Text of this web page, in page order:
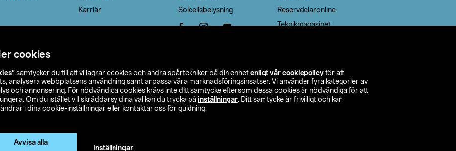
cookies
samtycker du till att vi lagrar cookies och andra spårtekniker på din enhet enligt vår cookiepolicy för att
analysera webbplatsens användning samt anpassa våra marknadsföringsinsatser. Vi använder fyra kategorier av
och annonsering. För nödvändiga cookies krävs inte ditt samtycke eftersom dessa cookies är nödvändiga för att
Om du istället vill skräddarsy dina val kan du trycka på inställningar. Ditt samtycke är frivilligt och kan
i dina cookie-inställningar eller kontaktar oss för guidning.
Avvisa alla
Inställningar
Karriär Solcellsbelysning Reservdelaronline
Teknikmagasinet